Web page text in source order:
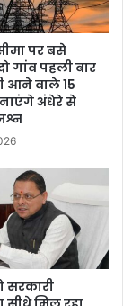
पर बसे
गांव पहली बार
आने वाले 15
अंधेरे से
सरकारी